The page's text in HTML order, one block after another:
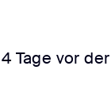
Tage vor